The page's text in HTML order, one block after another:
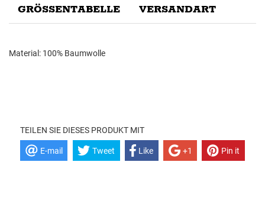
GRÖSSENTABELLE VERSANDART
Material: 100% Baumwolle
TEILEN SIE DIESES PRODUKT MIT
E-mail Tweet Like +1 Pin it